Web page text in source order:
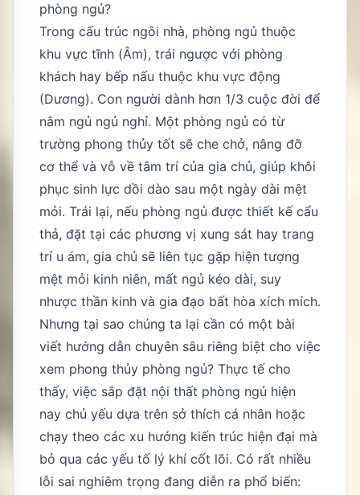
phòng ngủ?
Trong cấu trúc ngôi nhà, phòng ngủ thuộc
khu vực tĩnh (Âm), trái ngược với phòng
khách hay bếp nấu thuộc khu vực động
(Dương). Con người dành hơn 1/3 cuộc đời để
nằm ngủ ngủ nghỉ. Một phòng ngủ có từ
trường phong thủy tốt sẽ che chở, nâng đỡ
cơ thể và vỗ về tâm trí của gia chủ, giúp khôi
phục sinh lực dồi dào sau một ngày dài mệt
mỏi. Trái lại, nếu phòng ngủ được thiết kế cẩu
thả, đặt tại các phương vị xung sát hay trang
trí u ám, gia chủ sẽ liên tục gặp hiện tượng
mệt mỏi kinh niên, mất ngủ kéo dài, suy
nhược thần kinh và gia đạo bất hòa xích mích.
Nhưng tại sao chúng ta lại cần có một bài
viết hướng dẫn chuyên sâu riêng biệt cho việc
xem phong thủy phòng ngủ? Thực tế cho
thấy, việc sắp đặt nội thất phòng ngủ hiện
nay chủ yếu dựa trên sở thích cá nhân hoặc
chạy theo các xu hướng kiến trúc hiện đại mà
bỏ qua các yếu tố lý khí cốt lõi. Có rất nhiều
lỗi sai nghiêm trọng đang diễn ra phổ biến: